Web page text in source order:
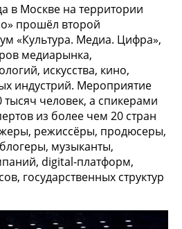
в Москве на территории
прошёл второй
«Культура. Медиа. Цифра»,
медиарынка,
искусства, кино,
индустрий. Мероприятие
тысяч человек, а спикерами
из более чем 20 стран
режиссёры, продюсеры,
музыканты,
digital-платформ,
государственных структур